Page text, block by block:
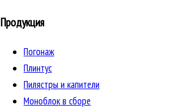
Продукция
Погонаж
Плинтус
Пилястры и капители
Моноблок в сборе